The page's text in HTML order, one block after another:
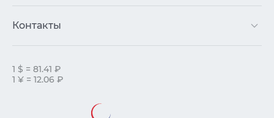
Контакты
1 $ = 81.41 ₽
1 ¥ = 12.06 ₽